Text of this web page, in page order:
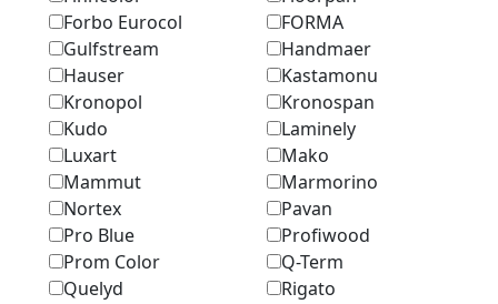
Forbo Eurocol
FORMA
Gulfstream
Handmaer
Hauser
Kastamonu
Kronopol
Kronospan
Kudo
Laminely
Luxart
Mako
Mammut
Marmоrino
Nortex
Pavan
Pro Blue
Profiwood
Prom Color
Q-Term
Quelyd
Rigato